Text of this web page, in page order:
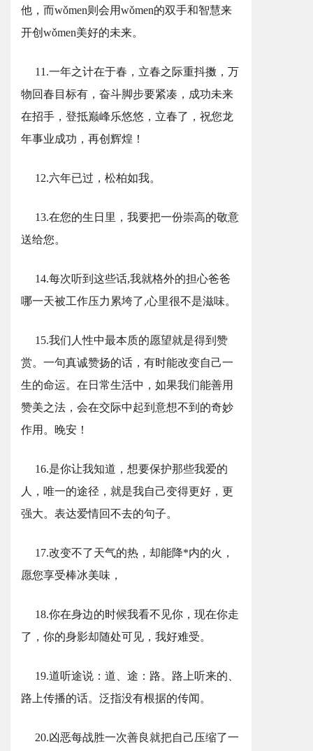
他，而wǒmen则会用wǒmen的双手和智慧来
开创wǒmen美好的未来。
11.一年之计在于春，立春之际重抖擞，万
物回春目标有，奋斗脚步要紧凑，成功未来
在招手，登抵巅峰乐悠悠，立春了，祝您龙
年事业成功，再创辉煌！
12.六年已过，松柏如我。
13.在您的生日里，我要把一份崇高的敬意
送给您。
14.每次听到这些话,我就格外的担心爸爸
哪一天被工作压力累垮了,心里很不是滋味。
15.我们人性中最本质的愿望就是得到赞
赏。一句真诚赞扬的话，有时能改变自己一
生的命运。在日常生活中，如果我们能善用
赞美之法，会在交际中起到意想不到的奇妙
作用。晚安！
16.是你让我知道，想要保护那些我爱的
人，唯一的途径，就是我自己变得更好，更
强大。表达爱情回不去的句子。
17.改变不了天气的热，却能降*内的火，
愿您享受棒冰美味，
18.你在身边的时候我看不见你，现在你走
了，你的身影却随处可见，我好难受。
19.道听途说：道、途：路。路上听来的、
路上传播的话。泛指没有根据的传闻。
20.凶恶每战胜一次善良就把自己压缩了一